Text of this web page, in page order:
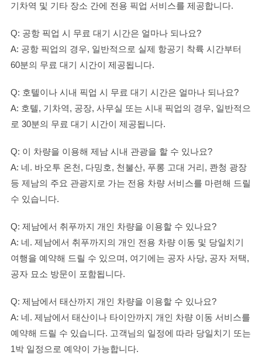
기차역 및 기타 장소 간에 전용 픽업 서비스를 제공합니다.
Q: 공항 픽업 시 무료 대기 시간은 얼마나 되나요?
A: 공항 픽업의 경우, 일반적으로 실제 항공기 착륙 시간부터
60분의 무료 대기 시간이 제공됩니다.
Q: 호텔이나 시내 픽업 시 무료 대기 시간은 얼마나 되나요?
A: 호텔, 기차역, 공장, 사무실 또는 시내 픽업의 경우, 일반적으
로 30분의 무료 대기 시간이 제공됩니다.
Q: 이 차량을 이용해 제남 시내 관광을 할 수 있나요?
A: 네. 바오투 온천, 다밍호, 천불산, 푸롱 고대 거리, 콴청 광장
등 제남의 주요 관광지로 가는 전용 차량 서비스를 마련해 드릴
수 있습니다.
Q: 제남에서 취푸까지 개인 차량을 이용할 수 있나요?
A: 네. 제남에서 취푸까지의 개인 전용 차량 이동 및 당일치기
여행을 예약해 드릴 수 있으며, 여기에는 공자 사당, 공자 저택,
공자 묘소 방문이 포함됩니다.
Q: 제남에서 태산까지 개인 차량을 이용할 수 있나요?
A: 네. 제남에서 태산이나 타이안까지 개인 차량 이동 서비스를
예약해 드릴 수 있습니다. 고객님의 일정에 따라 당일치기 또는
1박 일정으로 예약이 가능합니다.